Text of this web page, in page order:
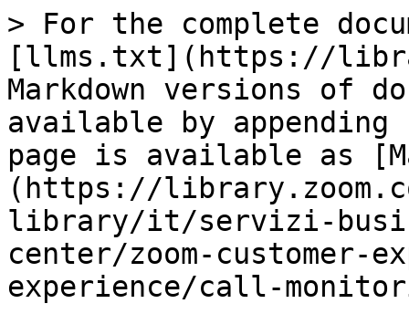
> For the complete
[llms.txt](https://
Markdown versions of
available by
page is available as
(https://
library/it/servizi-
center/zoom-customer-
experience/call-